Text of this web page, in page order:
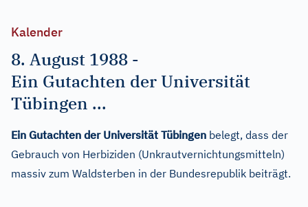
Kalender
8. August 1988 -
Ein Gutachten der Universität
Tübingen ...
Ein Gutachten der Universität Tübingen belegt, dass der
Gebrauch von Herbiziden (Unkrautvernichtungsmitteln)
massiv zum Waldsterben in der Bundesrepublik beiträgt.